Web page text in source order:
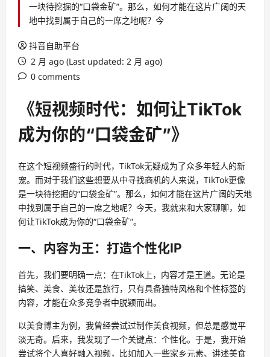
一块待挖掘的“口袋金矿”。那么，如何才能在这片广阔的天
地中找到属于自己的一席之地呢？今
抖音自助平台
2 月 ago (Last updated: 2 月 ago)
0 comments
《短视频时代：如何让TikTok
成为你的“口袋金矿”》
在这个短视频盛行的时代，TikTok无疑成为了众多年轻人的新
宠。而对于我们这些想要从中寻找商机的人来说，TikTok更像
是一块待挖掘的“口袋金矿”。那么，如何才能在这片广阔的天地
中找到属于自己的一席之地呢？今天，我就来和大家聊聊，如
何让TikTok成为你的“口袋金矿”。
一、内容为王：打造个性化IP
首先，我们要明确一点：在TikTok上，内容才是王道。无论是
搞笑、美食、美妆还是旅行，只有具备独特风格和个性标签的
内容，才能在众多竞争者中脱颖而出。
以美食博主为例，我曾经尝试过制作美食视频，但总是感觉平
淡无奇。后来，我发现了一个关键点：个性化。于是，我开始
尝试将个人喜好融入视频，比如加入一些家乡元素、讲述美食